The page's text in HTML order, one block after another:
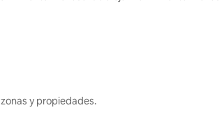
y propiedades.